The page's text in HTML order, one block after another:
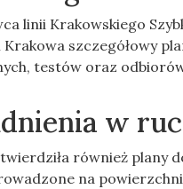
linii Krakowskiego
Krakowa szczegółowy
testów oraz
w
również plany
na